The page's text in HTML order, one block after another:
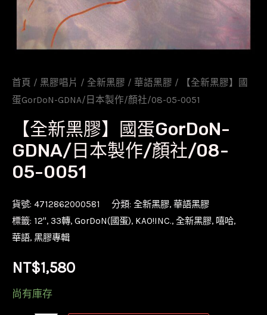
首頁 / 黑膠唱片 / 全新黑膠 / 華語黑膠 / 【全新黑膠】國
蛋GorDoN-GDNA/日本製作/顏社/08-05-0051
【全新黑膠】國蛋GorDoN-
GDNA/日本製作/顏社/08-
05-0051
貨號: 4712862000581 分類: 全新黑膠, 華語黑膠
標籤: 12'', 33轉, GorDoN(國蛋), KAO!INC., 全新黑膠, 嘻哈,
華語, 黑膠專輯
NT$1,580
尚有庫存